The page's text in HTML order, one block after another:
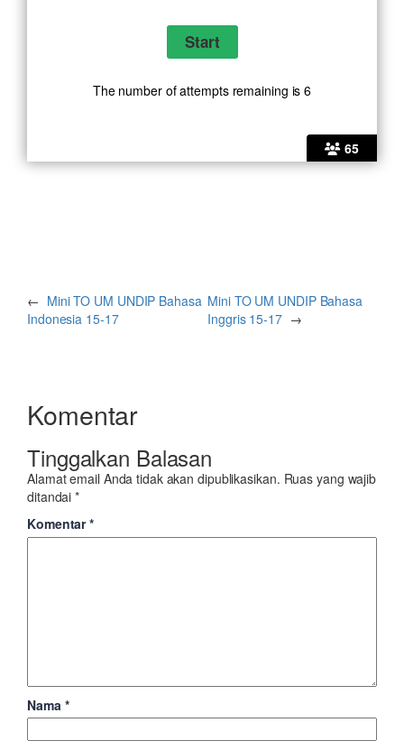
65
The number of attempts remaining is 6
← Mini TO UM UNDIP Bahasa
Indonesia 15-17
Mini TO UM UNDIP Bahasa
Inggris 15-17 →
Komentar
Tinggalkan Balasan
Alamat email Anda tidak akan dipublikasikan. Ruas yang wajib
ditandai*
Komentar*
Nama *